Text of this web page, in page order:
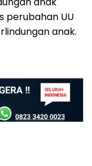
perubahan UU
anak.